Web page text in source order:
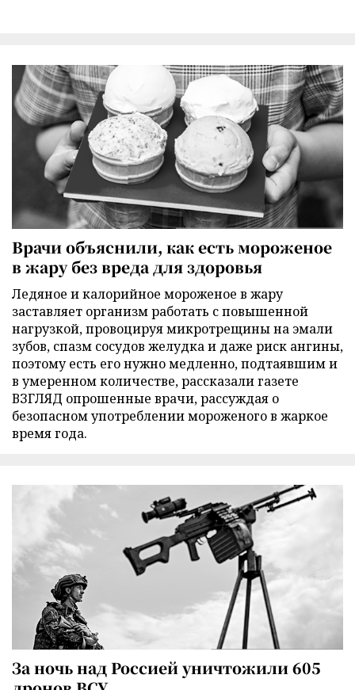
Врачи объяснили, как есть мороженое
в жару без вреда для здоровья
Ледяное и калорийное мороженое в жару
заставляет организм работать с повышенной
нагрузкой, провоцируя микротрещины на эмали
зубов, спазм сосудов желудка и даже риск ангины,
поэтому есть его нужно медленно, подтаявшим и
в умеренном количестве, рассказали газете
ВЗГЛЯД опрошенные врачи, рассуждая о
безопасном употреблении мороженого в жаркое
время года.
За ночь над Россией уничтожили 605